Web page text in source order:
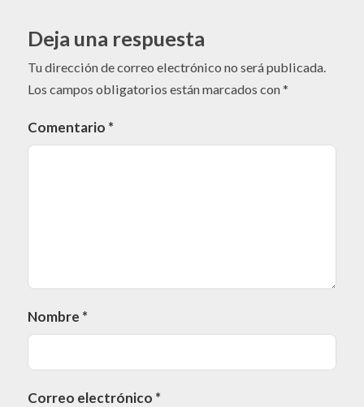
Deja una respuesta
Tu dirección de correo electrónico no será publicada.
Los campos obligatorios están marcados con*
Comentario *
Nombre *
Correo electrónico *